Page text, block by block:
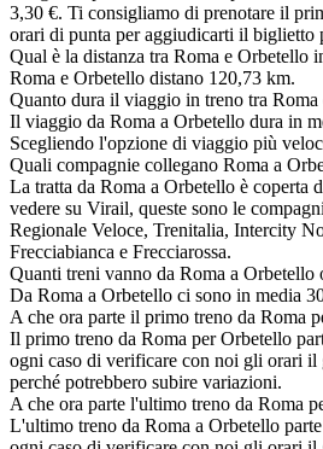
3,30 €. Ti consigliamo di prenotare il
orari di punta per aggiudicarti il biglietto
Qual è la distanza tra Roma e Orbetello
Roma e Orbetello distano 120,73 km.
Quanto dura il viaggio in treno tra Roma
Il viaggio da Roma a Orbetello dura in
Scegliendo l'opzione di viaggio più
Quali compagnie collegano Roma a
La tratta da Roma a Orbetello è coperta
vedere su Virail, queste sono le
Regionale Veloce, Trenitalia, Intercity
Frecciabianca e Frecciarossa.
Quanti treni vanno da Roma a Orbetello
Da Roma a Orbetello ci sono in media
A che ora parte il primo treno da Roma
Il primo treno da Roma per Orbetello
ogni caso di verificare con noi gli orari il
perché potrebbero subire variazioni.
A che ora parte l'ultimo treno da Roma
L'ultimo treno da Roma a Orbetello